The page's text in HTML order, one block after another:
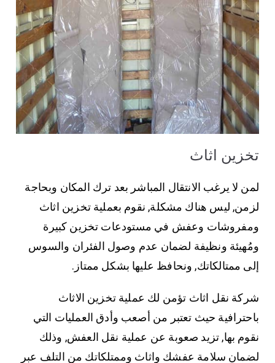
تخزين اثاث
لمن لا يرغب الانتقال المباشر بعد ترك المكان وبحاجة
لزمن, ليس هناك مشكلة, نقوم بعملية تخزين اثاث
ومفروشات وعفش في مستودعات تخزين كبيرة
ومُهيئة ونظيفة لضمان عدم وصول الفئران والسوس
إلى ممتالكاتك, ونحافظ عليها بشكل ممتاز.
شركة نقل اثاث تؤمن لك عملية تخزين الاثاث
باحترافية حيث تعتبر من أصعب وأدق العمليات التي
نقوم بها, تزيد صعوبة عن عملية نقل العفش, وذلك
لضمان سلامة عفشك واثاث وممتلكاتك من التلف عبر